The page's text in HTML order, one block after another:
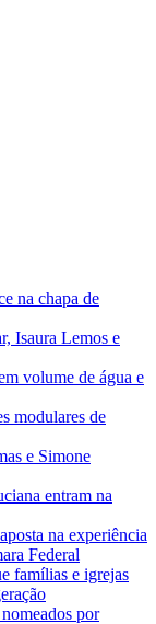
na chapa de
Isaura Lemos e
volume de água e
modulares de
e Simone
entram na
na experiência
Federal
famílias e igrejas
por